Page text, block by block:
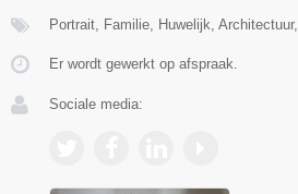
Portrait, Familie, Huwelijk,
Er wordt gewerkt op afspraak.
Sociale media: